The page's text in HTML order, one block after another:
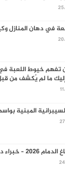
في دهان المنازل
تفهم خيوط اللعبة
ما لم يُكشف من
المبنية
وأصباغ الشرقية